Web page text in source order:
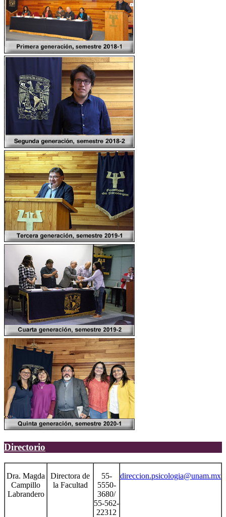
Directorio
Dra. Magda
Campillo
Labrandero
Directora de
la Facultad
55-
5550-
3680/
55-562-
22312
direccion.psicologia@unam.mx